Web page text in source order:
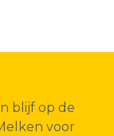
blijf op de
voor